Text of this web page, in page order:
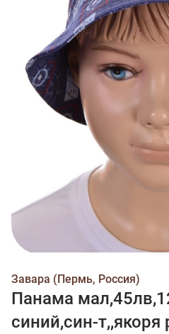
Завара (Пермь, Россия)
Панама
синий,син-т,,якоря